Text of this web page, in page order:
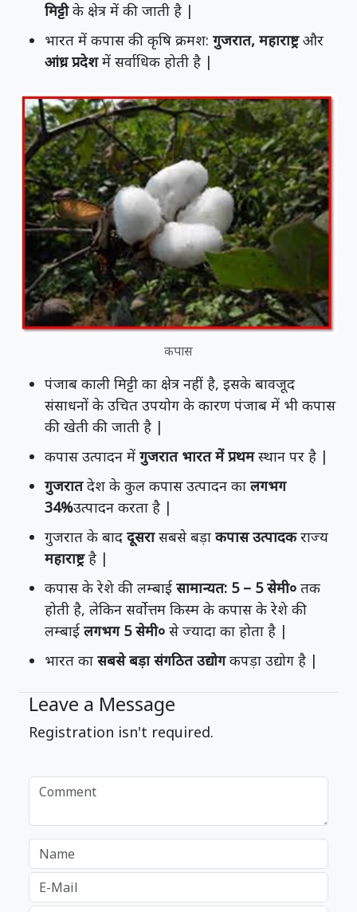
मिट्टीके क्षेत्र में की जाती है |
भारत में कपास की कृषि क्रमश: गुजरात, महाराष्ट्रऔर
आंध्र प्रदेशमें सर्वाधिक होती है |
कपास
पंजाब काली मिट्टी का क्षेत्र नहीं है, इसके बावजूद
संसाधनों के उचित उपयोग के कारण पंजाब में भी कपास
की खेती की जाती है |
कपास उत्पादन में गुजरात भारत में प्रथमस्थान पर है |
गुजरातदेश के कुल कपास उत्पादन का लगभग
34%उत्पादन करता है |
गुजरात के बाद दूसरासबसे बड़ा कपास उत्पादकराज्य
महाराष्ट्रहै |
कपास के रेशे की लम्बाई सामान्यत: 5 – 5सेमी० तक
होती है, लेकिन सर्वोत्तम किस्म के कपास के रेशे की
लम्बाई लगभग 5सेमी० से ज्यादा का होता है |
भारत का सबसे बड़ा संगठित उद्योगकपड़ा उद्योग है |
Leave a Message
Registration isn't required.